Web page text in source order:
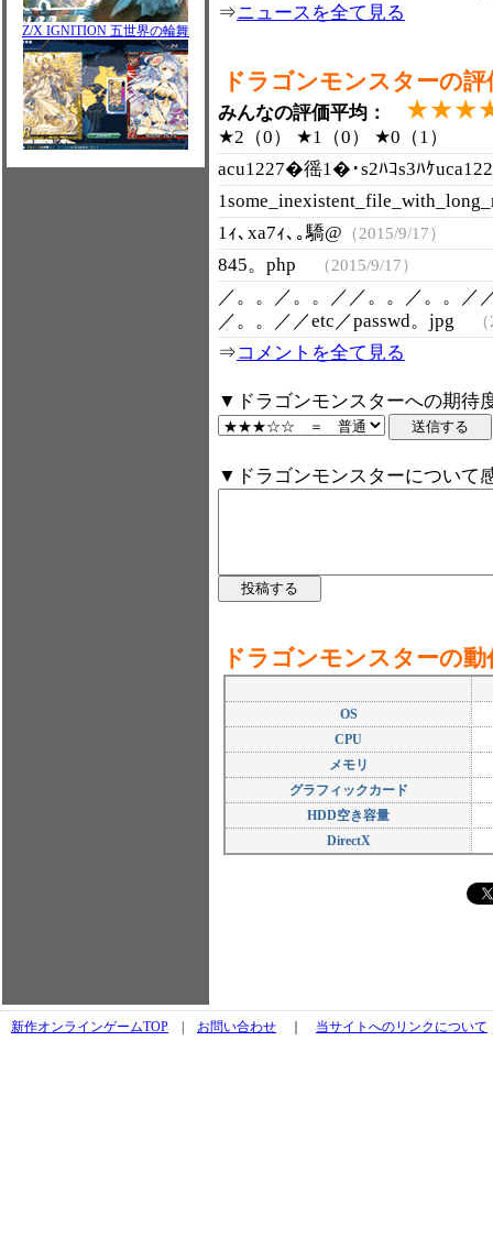
Z/X IGNITION 五世界の輪舞
⇒ニュースを全て見る
ドラゴンモンスターの
みんなの評価平均：
★2（0） ★1（0） ★0（1）
acu1227�徭1�･s2ﾊｺs3ﾊｹ
1ｨ､xa7ｨ､｡驕@ （2015/9/17）
845。php （2015/9/17）
／。。／。。／／。。／。。／
／。。／／etc／passwd。jpg
⇒コメントを全て見る
▼ドラゴンモンスターへの期待
▼ドラゴンモンスターについて
ドラゴンモンスターの
OS
CPU
メモリ
グラフィックカード
HDD空き容量
DirectX
新作オンラインゲームTOP お問い合わせ 当サイトへのリンクについて